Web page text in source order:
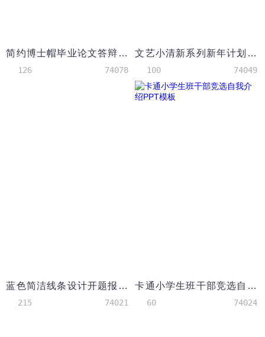
简约博士帽毕业论文答辩PPT模板
126 74078
文艺小清新系列新年计划PPT模板
100 74049
蓝色简洁线条设计开题报告PPT模板
215 74021
卡通小学生班干部竞选自我介绍PPT模板
60 74024